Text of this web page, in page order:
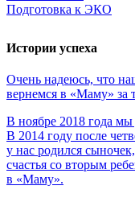
Подготовка к ЭКО
Истории успеха
Очень надеюсь, что
вернемся в «Маму» за
В ноябре 2018 года
В 2014 году после
у нас родился
счастья со вторым
в «Маму».